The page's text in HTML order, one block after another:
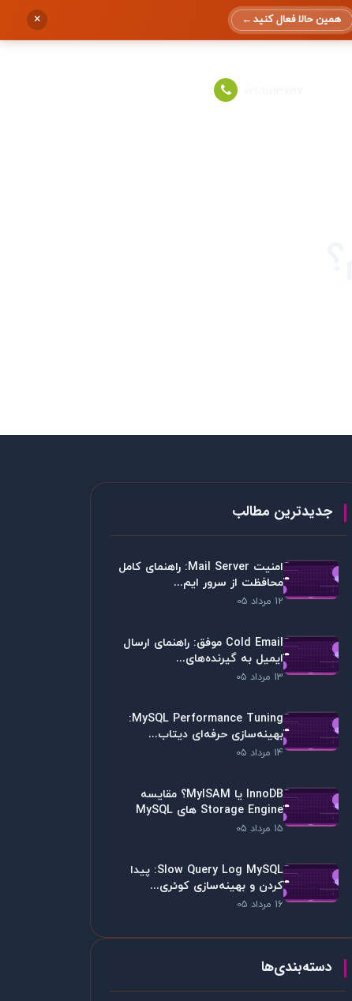
همین حالا فعال کنید←
×
جدیدترین مطالب
امنیت Mail Server: راهنمای کامل
محافظت از سرور ایم...
12 مرداد 05
Cold Email موفق: راهنمای ارسال
ایمیل به گیرنده‌های...
13 مرداد 05
MySQL Performance Tuning:
بهینه‌سازی حرفه‌ای دیتاب...
14 مرداد 05
InnoDB یا MyISAM؟ مقایسه
Storage Engine های MySQL
15 مرداد 05
Slow Query Log MySQL: پیدا
کردن و بهینه‌سازی کوئری...
16 مرداد 05
دسته‌بندی‌ها